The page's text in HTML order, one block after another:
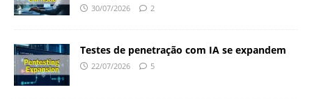
30/07/2026 2
Testes de penetração com IA se expandem
22/07/2026 5